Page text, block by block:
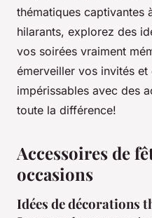
thématiques captivantes
hilarants, explorez des
vos soirées vraiment
émerveiller vos invités
impérissables avec des
toute la différence!
Accessoires de
occasions
Idées de décorations